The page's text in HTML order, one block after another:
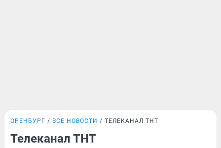
ОРЕНБУРГ ВСЕ НОВОСТИ ТЕЛЕКАНАЛ ТНТ
Телеканал ТНТ